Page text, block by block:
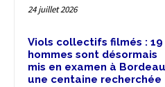
24 juillet 2026
Viols collectifs filmés : 19
hommes sont désormais
mis en examen à
une centaine recherchée